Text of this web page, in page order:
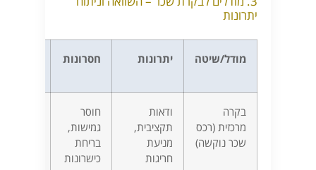
יתרונות
מודל/שיטה יתרונות חסרונות
בקרה
מרכזית (רכס
שכר נוקשה)
ודאות
תקציבית,
מניעת
חריגות
חוסר
גמישות,
בריחת
כישרונות